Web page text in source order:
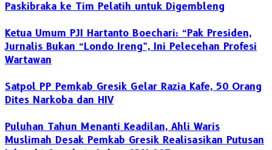
Paskibraka ke Tim Pelatih untuk Digembleng
Ketua Umum PJI Hartanto Boechari: “Pak Presiden,
Jurnalis Bukan “Londo Ireng”, Ini Pelecehan Profesi
Wartawan
Satpol PP Pemkab Gresik Gelar Razia Kafe, 50 Orang
Dites Narkoba dan HIV
‎Puluhan Tahun Menanti Keadilan, Ahli Waris
Muslimah Desak Pemkab Gresik Realisasikan Putusan